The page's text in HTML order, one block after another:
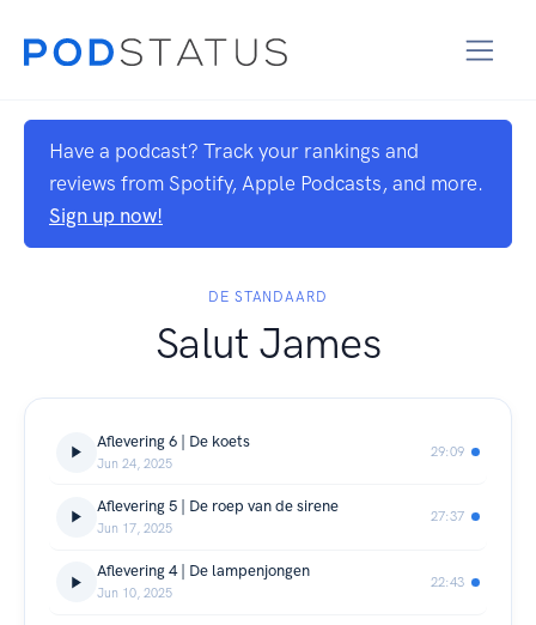
Have a podcast? Track your rankings and
reviews from Spotify, Apple Podcasts, and more.
Sign up now!
DE STANDAARD
Salut James
Aflevering 6 | De koets
Jun 24, 2025
29:09
Aflevering 5 | De roep van de sirene
Jun 17, 2025
27:37
Aflevering 4 | De lampenjongen
Jun 10, 2025
22:43